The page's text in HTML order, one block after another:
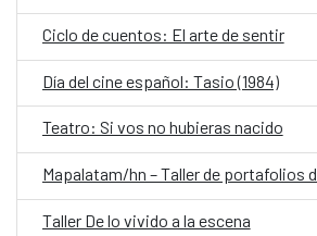
Ciclo de cuentos: El arte de sentir
Día del cine español: Tasio (1984)
Teatro: Si vos no hubieras nacido
Mapalatam/hn – Taller de portafolios
Taller De lo vivido a la escena